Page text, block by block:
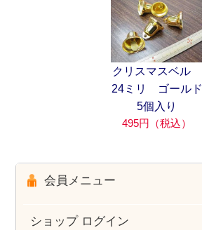
クリスマスベル
24ミリ ゴールド
5個入り
495円（税込）
会員メニュー
ショップ ログイン